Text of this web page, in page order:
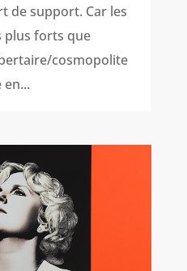
de support. Car les
plus forts que
cosmopolite
en...